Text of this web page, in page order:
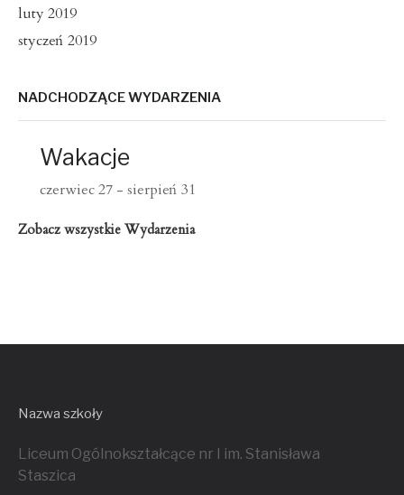
luty 2019
styczeń 2019
NADCHODZĄCE WYDARZENIA
Wakacje
czerwiec 27 - sierpień 31
Zobacz wszystkie Wydarzenia
Nazwa szkoły
Liceum Ogólnokształcące nr I im. Stanisława
Staszica